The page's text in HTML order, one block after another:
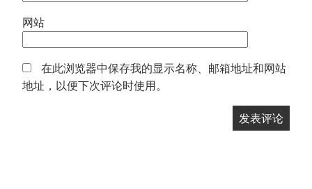
网站
在此浏览器中保存我的显示名称、邮箱地址和网站
地址，以便下次评论时使用。